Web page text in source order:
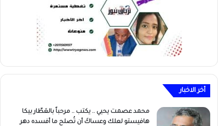
أخر الاخبار
محمد عصمت يحيي .. يكتب .. مرحباً بالعَطّار بيكا
هافيستو لعلك وعساكَ أن تُصلح ما أفسده دهر